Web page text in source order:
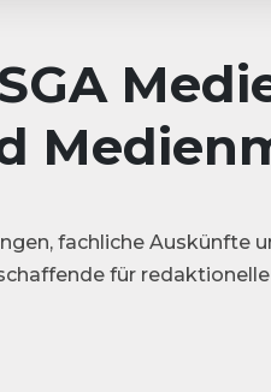
fachliche Auskünfte
für